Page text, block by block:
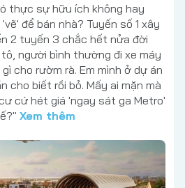
thực sự hữu ích không hay
để bán nhà? Tuyến số 1 xây
2 tuyến 3 chắc hết nửa đời
người bình thường đi xe máy
cho rườm rà. Em mình ở dự án
cho biết rồi bỏ. Mấy ai mặn mà
cứ hét giá 'ngay sát ga Metro'
Xem thêm